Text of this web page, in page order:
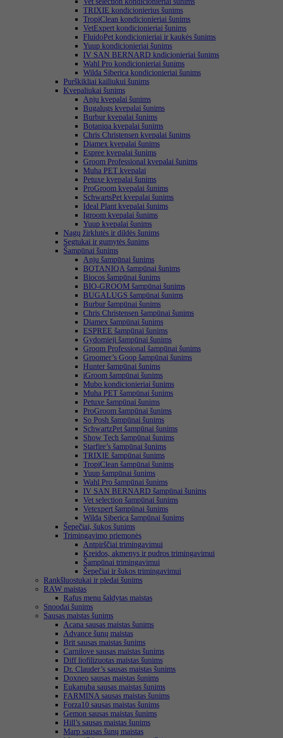
TRIXIE kondicionierius šunims
TropiClean kondicionieriai šunims
VetExpert kondicionieriai šunims
FluidoPet kondicionieriai ir kaukės šunims
Yuup kondicionieriai šunims
IV SAN BERNARD kndicionieriai šunims
Wahl Pro kondicionieriai šunims
Wilda Siberica kondicionieriai šunims
Purškikliai kailiukui šunims
Kvepaliukai šunims
Anju kvepalai šunims
Bugalugs kvepalai šunims
Burbur kvepalai šunims
Botaniqa kvepalai šunims
Chris Christensen kvepalai šunims
Diamex kvepalai šunims
Espree kvepalai šunims
Groom Professional kvepalai šunims
Muha PET kvepalai
Petuxe kvepalai šunims
ProGroom kvepalai šunims
SchwartsPet kvepalai šunims
Ideal Plant kvepalai šunims
Igroom kvepalai šunims
Yuup kvepalai šunims
Nagų žirklutės ir dildės šunims
Segtukai ir gumytės šunims
Šampūnai šunims
Anju šampūnai šunims
BOTANIQA šampūnai šunims
Biocos šampūnai šunims
BIO-GROOM šampūnai šunims
BUGALUGS šampūnai šunims
Burbur šampūnai šunims
Chris Christensen šampūnai šunims
Diamex šampūnai šunims
ESPREE šampūnai šunims
Gydomieji šampūnai šunims
Groom Professional šampūnai šunims
Groomer’s Goop šampūnai šunims
Hunter šampūnai šunims
iGroom šampūnai šunims
Mubo kondicionieriai šunims
Muha PET šampūnai šunims
Petuxe šampūnai šunims
ProGroom šampūnai šunims
So Posh šampūnai šunims
SchwartzPet šampūnai šunims
Show Tech šampūnai šunims
Starfire’s šampūnai šunims
TRIXIE šampūnai šunims
TropiClean šampūnai šunims
Yuup šampūnai šunims
Wahl Pro šampūnai šunims
IV SAN BERNARD šampūnai šunims
Vet selection šampūnai šunims
Vetexpert šampūnai šunims
Wilda Siberica šampūnai šunims
Šepečiai, šukos šunims
Trimingavimo priemonės
Antpirščiai trimingavimui
Kreidos, akmenys ir pudros trimingavimui
Šampūnai trimingavimui
Šepečiai ir šukos trimingavimui
Rankšluostukai ir pledai šunims
RAW maistas
Rafus menu šaldytas maistas
Snoodai šunims
Sausas maistas šunims
Acana sausas maistas šunims
Advance šunų maistas
Brit sausas maistas šunims
Carnilove sausas maistas šunims
Diff liofilizuotas maistas šunims
Dr. Clauder’s sausas maistas šunims
Doxneo sausas maistas šunims
Eukanuba sausas maistas šunims
FARMINA sausas maistas šunims
Forza10 sausas maistas šunims
Gemon sausas maistas šunims
Hill’s sausas maistas šunims
Marp sausas šunų maistas